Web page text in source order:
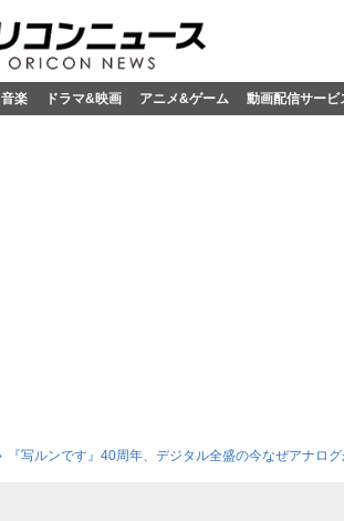
音楽 ドラマ&映画 アニメ&ゲーム 動画配信サービ
『写ルンです』40周年、デジタル全盛の今なぜアナロ